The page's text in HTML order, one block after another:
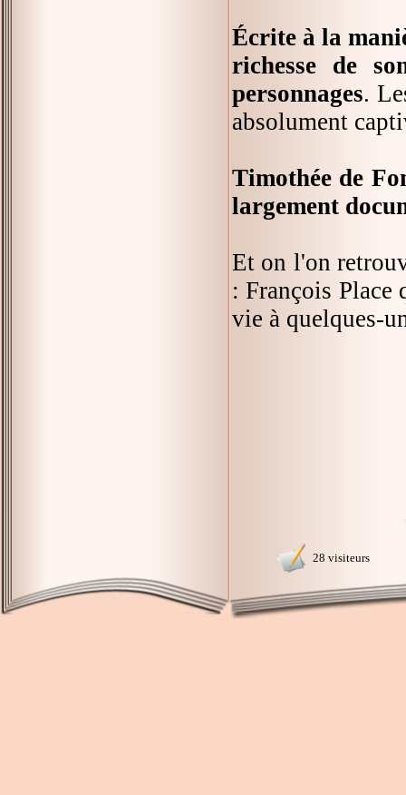
Écrite à la
richesse de
personnages.
absolument
Timothée de
largement
Et on l'on
: François Place
vie à quelques-
28 visiteurs